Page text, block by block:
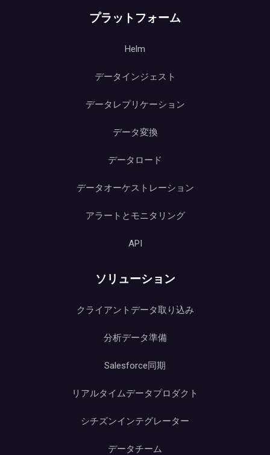
プラットフォーム
Helm
データインジェスト
データレプリケーション
データ変換
データロード
データオーケストレーション
アラートとモニタリング
API
ソリューション
クライアントデータ取り込み
分析データ準備
Salesforce同期
リアルタイムデータプロダクト
シチズンインテグレーター
データチーム